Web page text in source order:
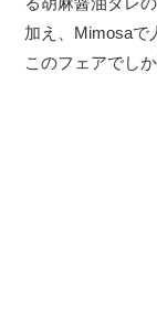
加え、Mimosaで
このフェアでし